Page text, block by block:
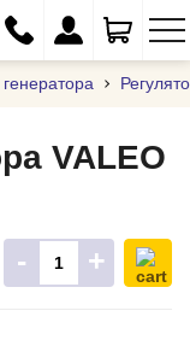
97-09
61-18
- +
VALEO